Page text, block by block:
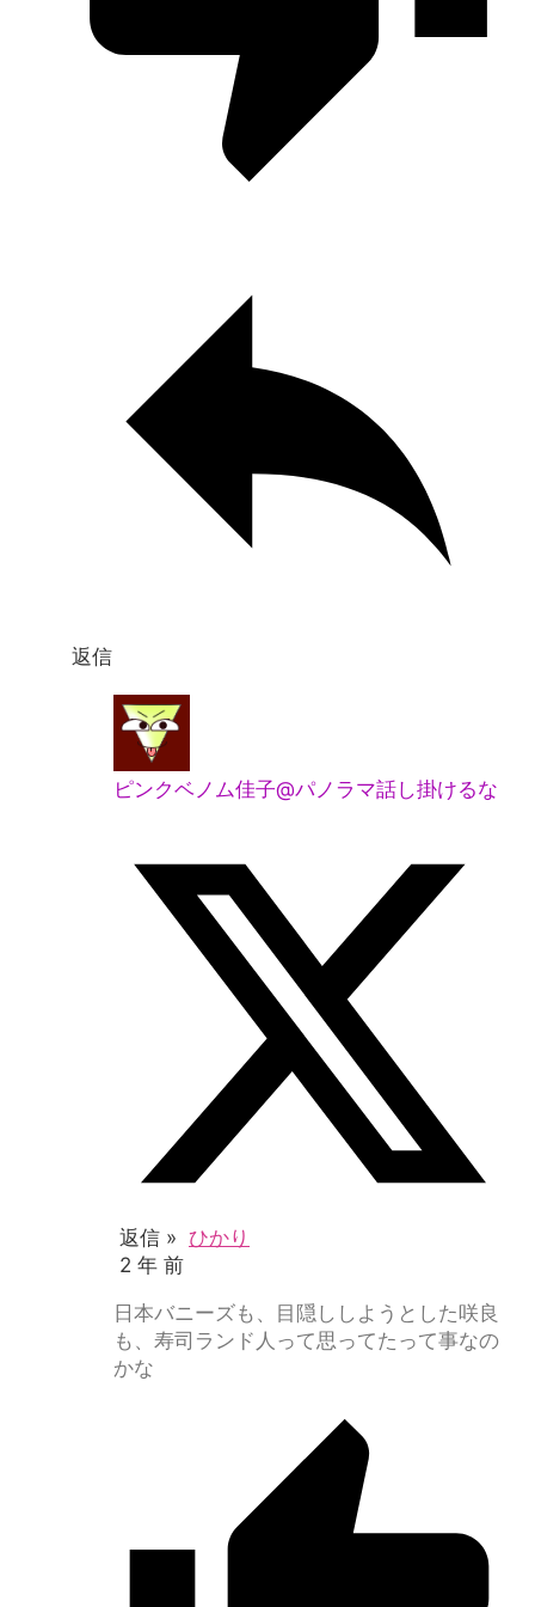
返信
ピンクベノム佳子@パノラマ話し掛けるな
返信 » ひかり
2 年 前
日本バニーズも、目隠ししようとした咲良
も、寿司ランド人って思ってたって事なの
かな